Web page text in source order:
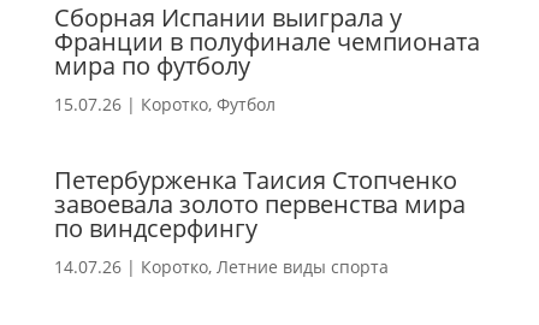
Сборная Испании выиграла у
Франции в полуфинале чемпионата
мира по футболу
15.07.26| Коротко, Футбол
Петербурженка Таисия Стопченко
завоевала золото первенства мира
по виндсерфингу
14.07.26| Коротко, Летние виды спорта